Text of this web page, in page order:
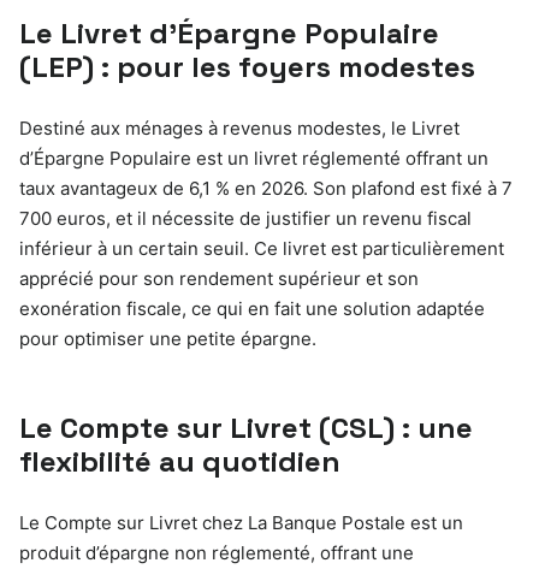
Le Livret d’Épargne Populaire
(LEP) : pour les foyers modestes
Destiné aux ménages à revenus modestes, le Livret
d’Épargne Populaire est un livret réglementé offrant un
taux avantageux de 6,1 % en 2026. Son plafond est fixé à 7
700 euros, et il nécessite de justifier un revenu fiscal
inférieur à un certain seuil. Ce livret est particulièrement
apprécié pour son rendement supérieur et son
exonération fiscale, ce qui en fait une solution adaptée
pour optimiser une petite épargne.
Le Compte sur Livret (CSL) : une
flexibilité au quotidien
Le Compte sur Livret chez La Banque Postale est un
produit d’épargne non réglementé, offrant une